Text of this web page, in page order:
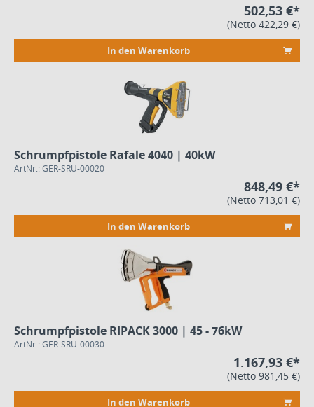
502,53 €*
(Netto 422,29 €)
In den Warenkorb
Schrumpfpistole Rafale 4040 | 40kW
ArtNr.: GER-SRU-00020
848,49 €*
(Netto 713,01 €)
In den Warenkorb
Schrumpfpistole RIPACK 3000 | 45 - 76kW
ArtNr.: GER-SRU-00030
1.167,93 €*
(Netto 981,45 €)
In den Warenkorb